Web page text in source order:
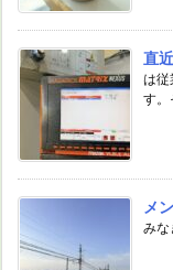
直
は従
す。
メ
みな